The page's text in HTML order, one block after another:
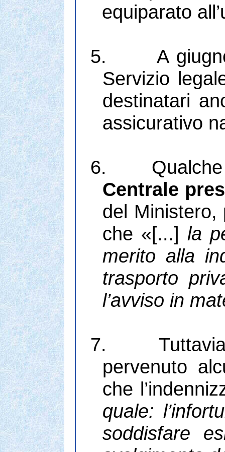
equiparato
5.
A
Servizio
destinatari
assicurativo
6.
Centrale
del Ministero,
che «[...] la
merito alla
trasporto
l’avviso in
7.
pervenuto
che
quale:
soddisfare